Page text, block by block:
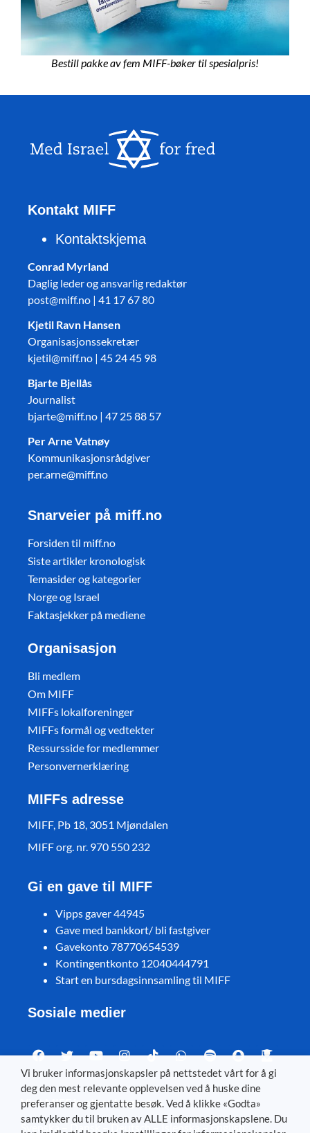
Bestill pakke av fem MIFF-bøker til spesialpris!
Kontakt MIFF
Kontaktskjema
Conrad Myrland
Daglig leder og ansvarlig redaktør
post@miff.no | 41 17 67 80
Kjetil Ravn Hansen
Organisasjonssekretær
kjetil@miff.no | 45 24 45 98
Bjarte Bjellås
Journalist
bjarte@miff.no | 47 25 88 57
Per Arne Vatnøy
Kommunikasjonsrådgiver
per.arne@miff.no
Snarveier på miff.no
Forsiden til miff.no
Siste artikler kronologisk
Temasider og kategorier
Norge og Israel
Faktasjekker på mediene
Organisasjon
Bli medlem
Om MIFF
MIFFs lokalforeninger
MIFFs formål og vedtekter
Ressursside for medlemmer
Personvernerklæring
MIFFs adresse
MIFF, Pb 18, 3051 Mjøndalen
MIFF org. nr. 970 550 232
Gi en gave til MIFF
Vipps gaver 44945
Gave med bankkort/ bli fastgiver
Gavekonto 78770654539
Kontingentkonto 12040444791
Start en bursdagsinnsamling til MIFF
Sosiale medier
Visit MIFF in other languages
Svenska– Dansk–Deutsch–Íslenska–English
Vi bruker informasjonskapsler på nettstedet vårt for å gi
deg den mest relevante opplevelsen ved å huske dine
preferanser og gjentatte besøk. Ved å klikke «Godta»
samtykker du til bruken av ALLE informasjonskapslene. Du